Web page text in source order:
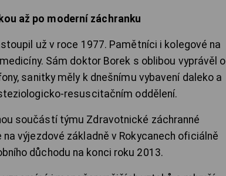
až po moderní záchranku
už v roce 1977. Pamětníci i kolegové na
Sám doktor Borek s oblibou vyprávěl o
sanitky měly k dnešnímu vybavení daleko a
resuscitačním oddělení.
součástí týmu Zdravotnické záchranné
výjezdové základně v Rokycanech oficiálně
důchodu na konci roku 2013.